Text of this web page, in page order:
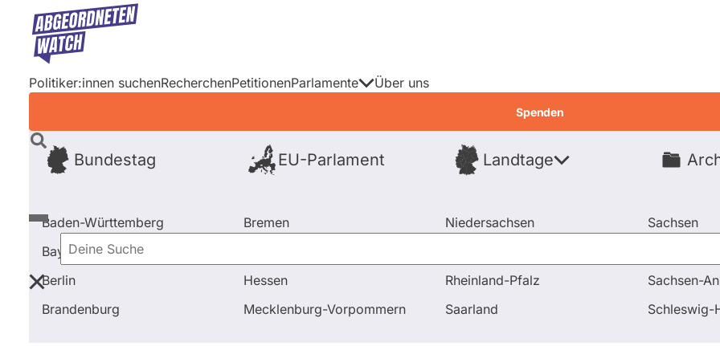
Direkt
Inhalt
Politiker:innen suchenRecherchenPetitionenParlamente
Bundestag EU-Parlament Landtage
Baden-Württemberg
Bayern
Berlin
Brandenburg
Bremen
Hessen
Mecklenburg-Vorpommern
Niedersachsen
Rheinland-Pfalz
Saarland
Sachsen
Sachsen-
Schleswig-
Über uns
Spenden
Deine
Suche
Startseite Bundestag Abstimmungen Keine stärkere Absicherung des EU-Förderprogramms LEADER